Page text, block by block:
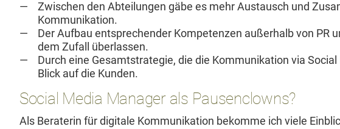
Zwis­chen den Abteilun­gen gäbe es mehr Aus­tausch und
Kommunikation.
Der Auf­bau entsprechen­der Kom­pe­ten­zen außer­halb von PR
dem Zufall überlassen.
Durch eine Gesamt­strate­gie, die die Kom­mu­nika­tion via
Blick auf die Kunden.
Social Media Manager als Pausenclowns?
Als Bera­terin für dig­i­tale Kom­mu­nika­tion bekomme ich viele